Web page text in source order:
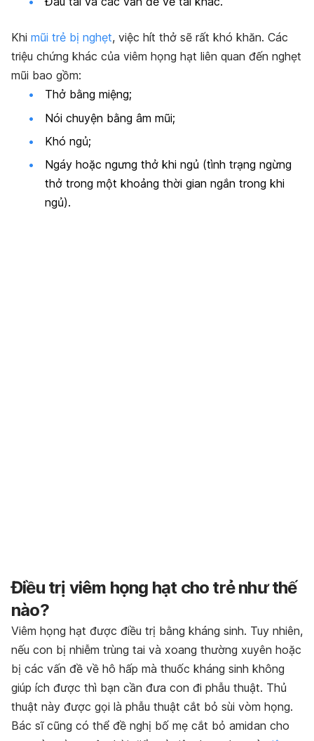
Khi mũi trẻ bị nghẹt, việc hít thở sẽ rất khó khăn. Các
triệu chứng khác của viêm họng hạt liên quan đến nghẹt
mũi bao gồm:
Thở bằng miệng;
Nói chuyện bằng âm mũi;
Khó ngủ;
Ngáy hoặc ngưng thở khi ngủ (tình trạng ngừng
thở trong một khoảng thời gian ngắn trong khi
ngủ).
Điều trị viêm họng hạt cho trẻ như thế
nào?
Viêm họng hạt được điều trị bằng kháng sinh. Tuy nhiên,
nếu con bị nhiễm trùng tai và xoang thường xuyên hoặc
bị các vấn đề về hô hấp mà thuốc kháng sinh không
giúp ích được thì bạn cần đưa con đi phẫu thuật. Thủ
thuật này được gọi là phẫu thuật cắt bỏ sùi vòm họng.
Bác sĩ cũng có thể đề nghị bố mẹ cắt bỏ amidan cho